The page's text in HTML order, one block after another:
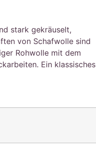
stark gekräuselt,
von Schafwolle sind
Rohwolle mit dem
Ein klassisches